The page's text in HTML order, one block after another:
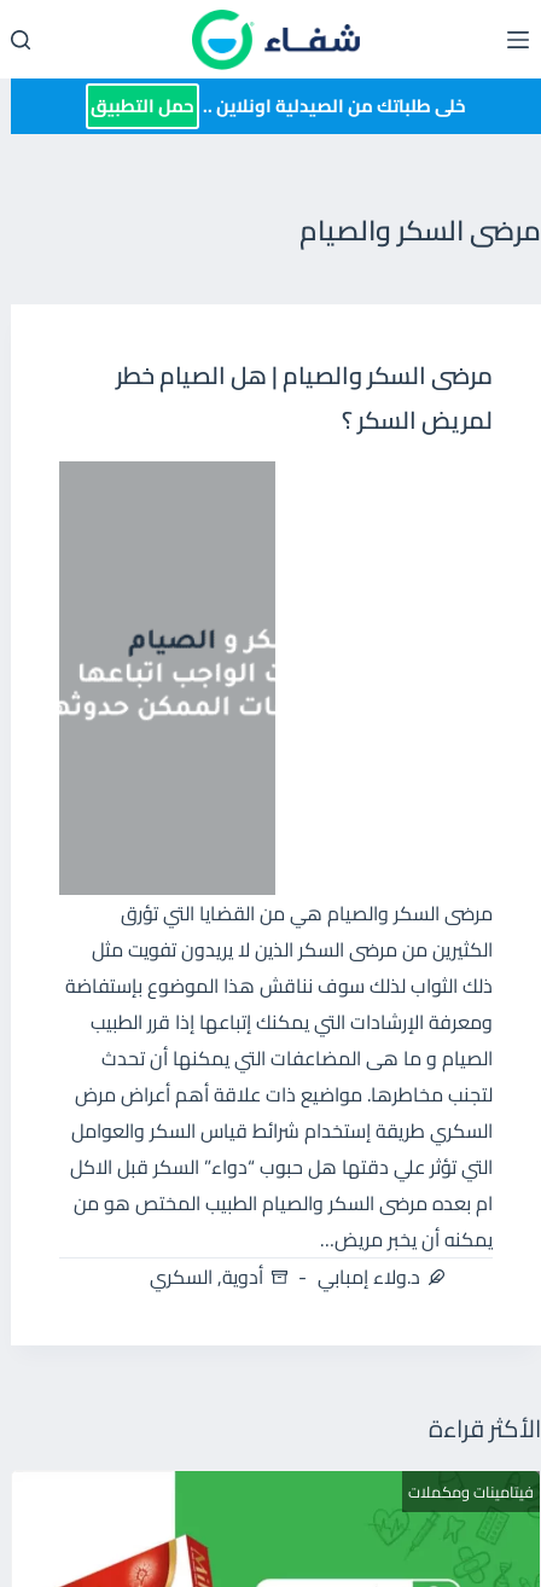
إلى
المحتوى خلى طلباتك من الصيدلية اونلاين .. حمل التطبيق
مرضى السكر والصيام
مرضى السكر والصيام | هل الصيام خطر
لمريض السكر ؟
مرضى السكر والصيام هي من القضايا التي تؤرق
الكثيرين من مرضى السكر الذين لا يريدون تفويت مثل
ذلك الثواب لذلك سوف نناقش هذا الموضوع بإستفاضة
ومعرفة الإرشادات التي يمكنك إتباعها إذا قرر الطبيب
الصيام و ما هى المضاعفات التي يمكنها أن تحدث
لتجنب مخاطرها. مواضيع ذات علاقة أهم أعراض مرض
السكري طريقة إستخدام شرائط قياس السكر والعوامل
التي تؤثر علي دقتها هل حبوب “دواء” السكر قبل الاكل
ام بعده مرضى السكر والصيام الطبيب المختص هو من
يمكنه أن يخبر مريض…
د.ولاء إمبابي
أدوية,السكري
الأكثر قراءة
فيتامينات ومكملات